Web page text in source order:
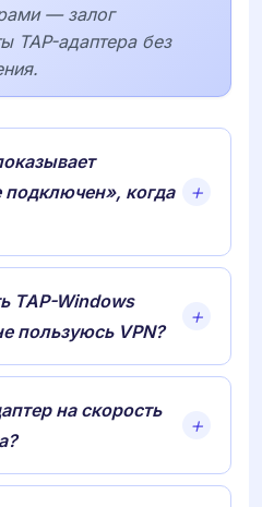
— залог
TAP-адаптера без
подключен», когда
TAP-Windows
пользуюсь VPN?
на скорость